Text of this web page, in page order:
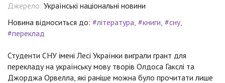
Джерело: Українські національні новини
Новина відноситься до: #література #книги #сну
#переклад
Студенти СНУ імені Лесі Українки виграли грант для
перекладу на українську мову творів Олдоса Гакслі та
Джорджа Орвелла, які раніше можна було прочитати лише